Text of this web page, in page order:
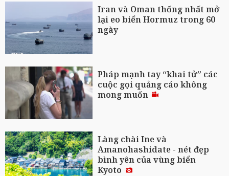
Iran và Oman thống nhất mở
lại eo biển Hormuz trong 60
ngày
Pháp mạnh tay “khai tử” các
cuộc gọi quảng cáo không
mong muốn
Làng chài Ine và
Amanohashidate - nét đẹp
bình yên của vùng biển
Kyoto